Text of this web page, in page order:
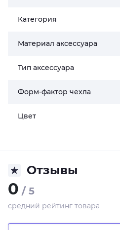
Категория
Материал аксессуара
Тип аксессуара
Форм-фактор чехла
Цвет
Отзывы
0 / 5
средний рейтинг товара